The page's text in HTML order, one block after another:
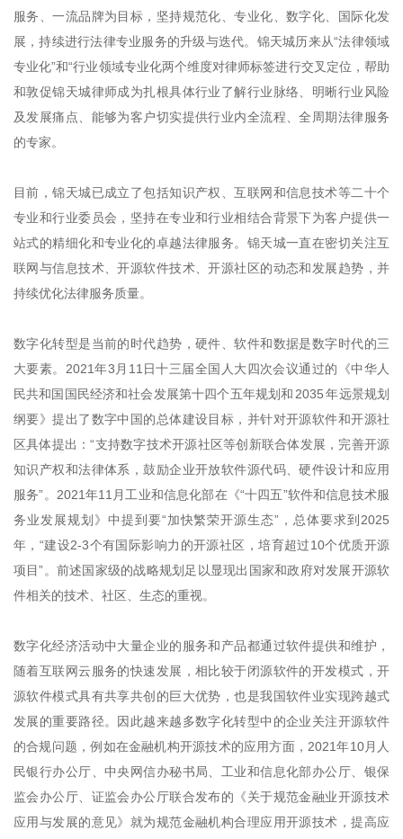
服务、一流品牌为目标，坚持规范化、专业化、数字化、国际化发
展，持续进行法律专业服务的升级与迭代。锦天城历来从“法律领域
专业化”和“行业领域专业化两个维度对律师标签进行交叉定位，帮助
和敦促锦天城律师成为扎根具体行业了解行业脉络、明晰行业风险
及发展痛点、能够为客户切实提供行业内全流程、全周期法律服务
的专家。
目前，锦天城已成立了包括知识产权、互联网和信息技术等二十个
专业和行业委员会，坚持在专业和行业相结合背景下为客户提供一
站式的精细化和专业化的卓越法律服务。锦天城一直在密切关注互
联网与信息技术、开源软件技术、开源社区的动态和发展趋势，并
持续优化法律服务质量。
数字化转型是当前的时代趋势，硬件、软件和数据是数字时代的三
大要素。2021年3月11日十三届全国人大四次会议通过的《中华人
民共和国国民经济和社会发展第十四个五年规划和 2035 年远景规划
纲要》提出了数字中国的总体建设目标，并针对开源软件和开源社
区具体提出：“支持数字技术开源社区等创新联合体发展，完善开源
知识产权和法律体系，鼓励企业开放软件源代码、硬件设计和应用
服务”。2021年11月工业和信息化部在《“十四五”软件和信息技术服
务业发展规划》中提到要“加快繁荣开源生态”，总体要求到2025
年，“建设2-3个有国际影响力的开源社区，培育超过10个优质开源
项目”。前述国家级的战略规划足以显现出国家和政府对发展开源软
件相关的技术、社区、生态的重视。
数字化经济活动中大量企业的服务和产品都通过软件提供和维护，
随着互联网云服务的快速发展，相比较于闭源软件的开发模式，开
源软件模式具有共享共创的巨大优势，也是我国软件业实现跨越式
发展的重要路径。因此越来越多数字化转型中的企业关注开源软件
的合规问题，例如在金融机构开源技术的应用方面，2021年10月人
民银行办公厅、中央网信办秘书局、工业和信息化部办公厅、银保
监会办公厅、证监会办公厅联合发布的《关于规范金融业开源技术
应用与发展的意见》就为规范金融机构合理应用开源技术，提高应